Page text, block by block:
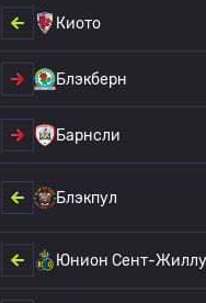
Киото
Блэкберн
Барнсли
Блэкпул
Юнион Сент-